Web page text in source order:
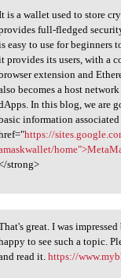
a wallet used to
is a wallet used to store
full-fledged
easy to use for beginners
provides its users, with a
extension and
becomes a host
In this blog, we are
information
https://
strong>
great. I was
great. I was
to see such a topic.
read it. https://